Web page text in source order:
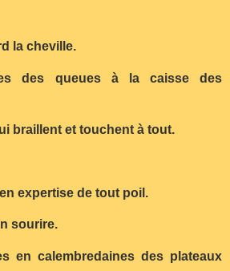
la cheville.
des queues à la caisse des
braillent et touchent à tout.
expertise de tout poil.
sourire.
en calembredaines des plateaux